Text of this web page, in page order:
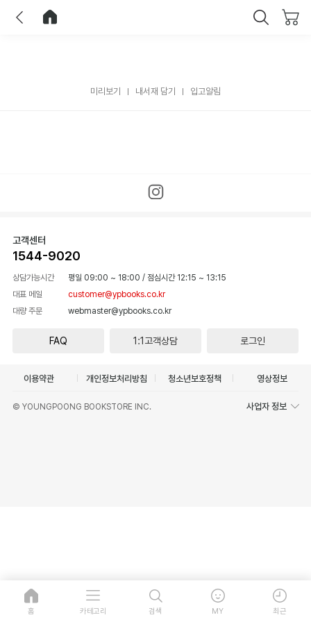
미리보기 내서재 담기 입고알림
고객센터
1544-9020
상담가능시간 평일 09:00 ~ 18:00 / 점심시간 12:15 ~ 13:15
대표 메일
customer@ypbooks.co.kr
대량 주문
webmaster@ypbooks.co.kr
FAQ 1:1고객상담 로그인
이용약관 개인정보처리방침 청소년보호정책 영상정보
© YOUNGPOONG BOOKSTORE INC. 사업자 정보
홈 카테고리 검색 MY 최근